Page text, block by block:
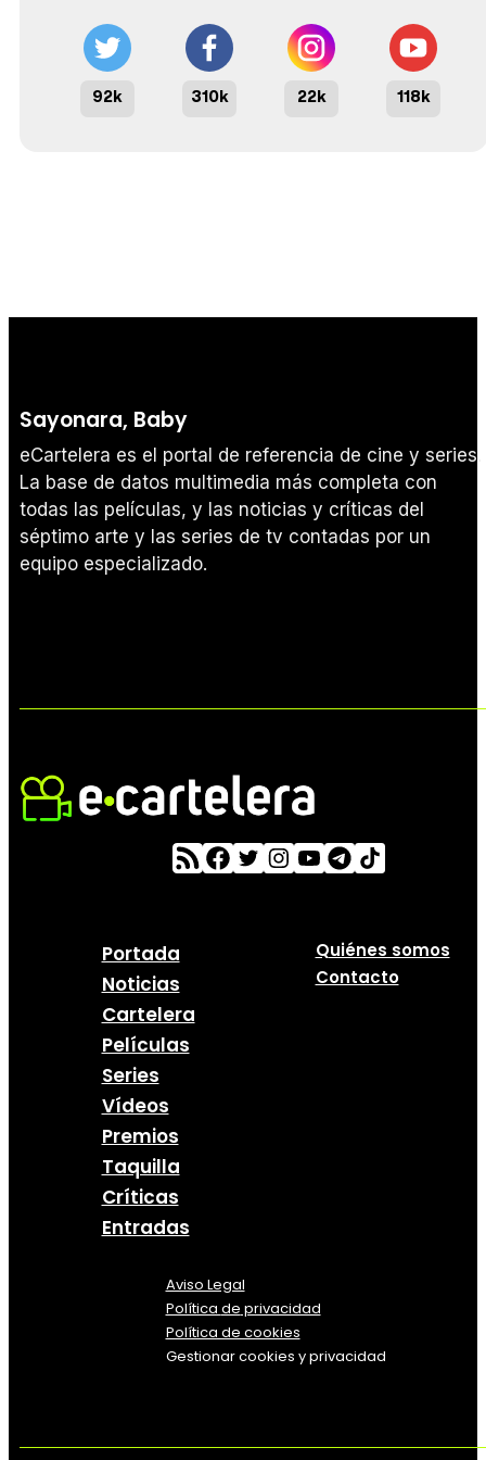
92k 310k 22k 118k
Sayonara, Baby
eCartelera es el portal de referencia de cine y series.
La base de datos multimedia más completa con
todas las películas, y las noticias y críticas del
séptimo arte y las series de tv contadas por un
equipo especializado.
Portada
Noticias
Cartelera
Películas
Series
Vídeos
Premios
Taquilla
Críticas
Entradas
Quiénes somos
Contacto
Aviso Legal
Política de privacidad
Política de cookies
Gestionar cookies y privacidad